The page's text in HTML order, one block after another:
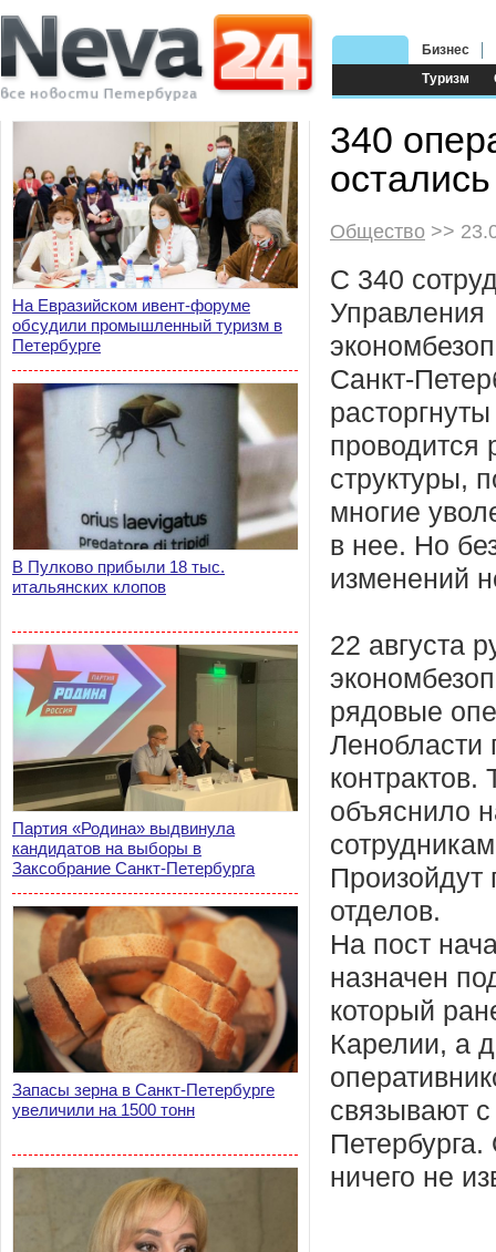
Туризм
Бизнес
На Евразийском ивент-форуме
обсудили промышленный туризм в
Петербурге
В Пулково прибыли 18 тыс.
итальянских клопов
Партия «Родина» выдвинула
кандидатов на выборы в
Заксобрание Санкт-Петербурга
Запасы зерна в Санкт-Петербурге
увеличили на 1500 тонн
340
Общество >>
С 340
Управления
Санкт-
проводится
структуры,
многие
в нее. Но
изменений
22 августа
рядовые
Ленобласти
объяснило
Произойдут
отделов.
На пост
назначен
который
Карелии, а
связывают
ничего не